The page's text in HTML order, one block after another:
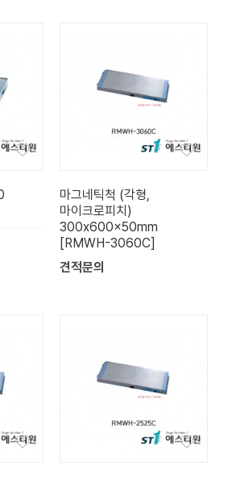
마그네틱척 (각형,
마이크로피치)
300x600x50mm
[RMWH-3060C]
견적문의